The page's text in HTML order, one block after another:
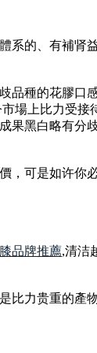
系的、有補肾
品種的花膠口
場上比力受接
果黑白略有分
，可是如许你
品牌推薦,清洁
比力贵重的產